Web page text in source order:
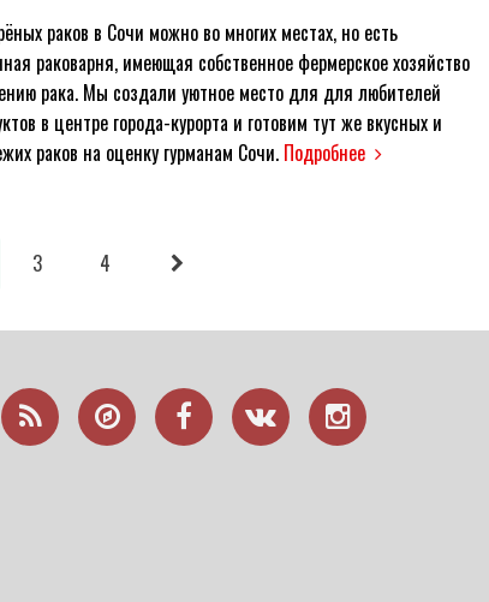
раков в Сочи можно во многих местах, но есть
раковарня, имеющая собственное фермерское хозяйство
рака. Мы создали уютное место для для любителей
в центре города-курорта и готовим тут же вкусных и
раков на оценку гурманам Сочи. Подробнее
3 4